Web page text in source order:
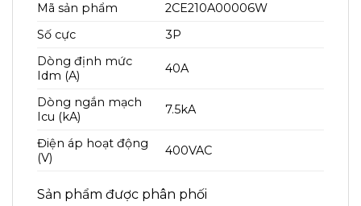
Mã sản phẩm
2CE210A00006W
Số cực
3P
Dòng định mức
Idm (A)
40A
Dòng ngắn mạch
Icu (kA)
7.5kA
Điện áp hoạt động
(V)
400VAC
Sản phẩm được phân phối